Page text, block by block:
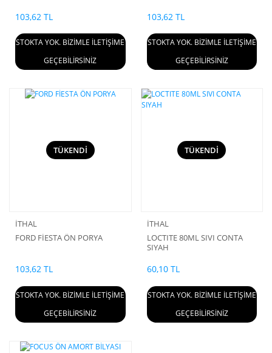
103,62 TL
STOKTA YOK. BİZİMLE İLETİŞİME
GEÇEBİLİRSİNİZ
103,62 TL
STOKTA YOK. BİZİMLE İLETİŞİME
GEÇEBİLİRSİNİZ
TÜKENDİ
İTHAL
FORD FİESTA ÖN PORYA
103,62 TL
STOKTA YOK. BİZİMLE İLETİŞİME
GEÇEBİLİRSİNİZ
TÜKENDİ
İTHAL
LOCTITE 80ML SIVI CONTA
SIYAH
60,10 TL
STOKTA YOK. BİZİMLE İLETİŞİME
GEÇEBİLİRSİNİZ